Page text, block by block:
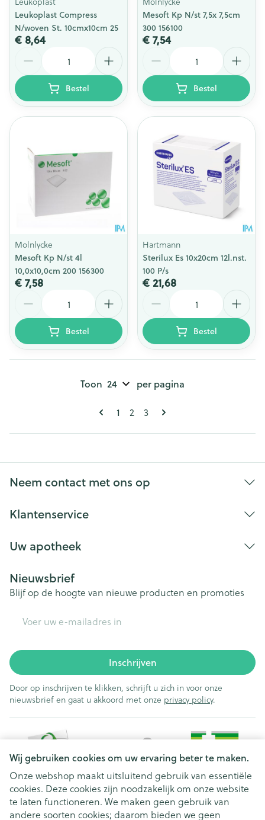
Wij gebruiken cookies om uw ervaring beter te maken.
Onze webshop maakt uitsluitend gebruik van essentiële
cookies. Deze cookies zijn noodzakelijk om onze website
te laten functioneren. We maken geen gebruik van
andere soorten cookies; daarom bieden we geen
Leukoplast Compress
N/woven St. 10cmx10cm 25
€ 8,64
Bestel
Mesoft Kp N/st 7,5x 7,5cm
300 156100
€ 7,54
Bestel
Molnlycke
Mesoft Kp N/st 4l
10,0x10,0cm 200 156300
€ 7,58
Bestel
Hartmann
Sterilux Es 10x20cm 12l.nst.
100 P/s
€ 21,68
Bestel
Pagina's
U lees momenteel pagina
1 Pagina
2 Pagina
3
Toon per pagina
Neem contact met ons op
Klantenservice
Uw apotheek
Nieuwsbrief
Blijf op de hoogte van nieuwe producten en promoties
Inschrijven
Door op inschrijven te klikken, schrijft u zich in voor onze
nieuwsbrief en gaat u akkoord met onze privacy policy.
Juridische links